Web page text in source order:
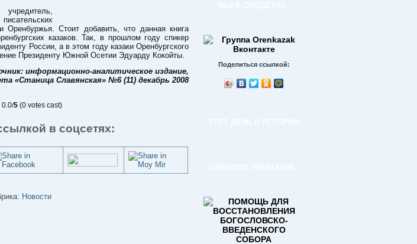
Оренбуржья. Стоит добавить, что данная книга
казаков. Так, в прошлом году спикер
России, а в этом году казаки Оренбургского
Президенту Южной Осетии Эдуарду Кокойты.
информационно-аналитическое издание,
«Станица Славянская» №6 (11) декабрь 2008
0.0/5 (0 votes cast)
в соцсетях:
Новости
Поделиться ссылкой: